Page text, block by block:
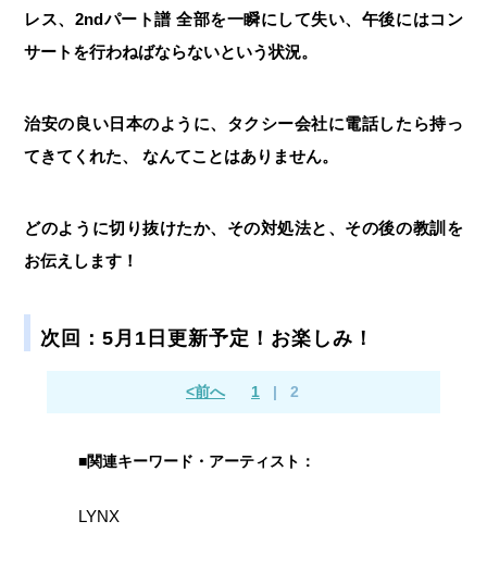
レス、2ndパート譜 全部を一瞬にして失い、午後にはコン
サートを行わねばならないという状況。
治安の良い日本のように、タクシー会社に電話したら持っ
てきてくれた、 なんてことはありません。
どのように切り抜けたか、その対処法と、その後の教訓を
お伝えします！
次回：5月1日更新予定！お楽しみ！
<前へ 1| 2
■関連キーワード・アーティスト：
LYNX